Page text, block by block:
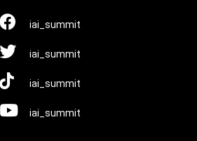
iai_summit
iai_summit
iai_summit
iai_summit